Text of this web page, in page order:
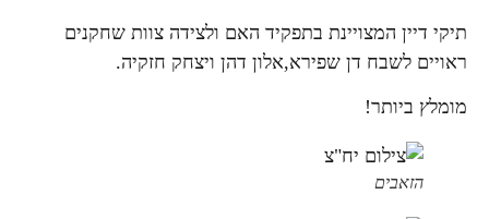
תיקי דיין המצויינת בתפקיד האם ולצידה צוות שחקנים
ראויים לשבח דן שפירא,אלון דהן ויצחק חזקיה.
מומלץ ביותר!
הזאבים